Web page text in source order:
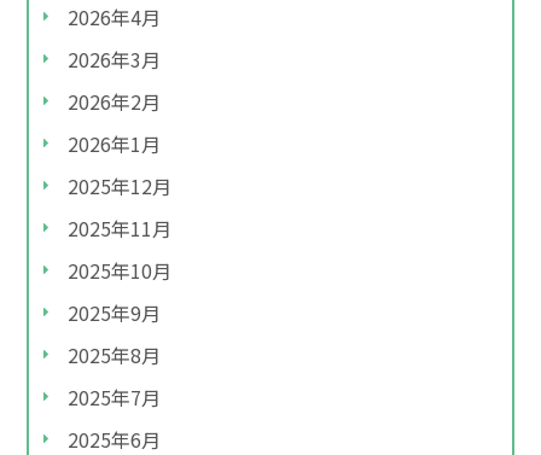
2026年4月
2026年3月
2026年2月
2026年1月
2025年12月
2025年11月
2025年10月
2025年9月
2025年8月
2025年7月
2025年6月